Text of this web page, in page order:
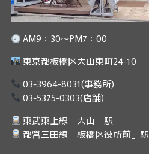
AM9：30～PM7：00
東京都板橋区大山東町24-10
03-3964-8031(事務所)
03-5375-0303(店舗)
東武東上線「大山」駅
都営三田線「板橋区役所前」駅